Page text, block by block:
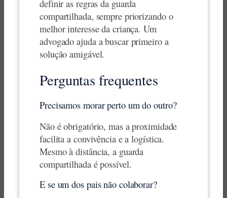
definir as regras da guarda
compartilhada, sempre priorizando o
melhor interesse da criança. Um
advogado ajuda a buscar primeiro a
solução amigável.
Perguntas frequentes
Precisamos morar perto um do outro?
Não é obrigatório, mas a proximidade
facilita a convivência e a logística.
Mesmo à distância, a guarda
compartilhada é possível.
E se um dos pais não colaborar?